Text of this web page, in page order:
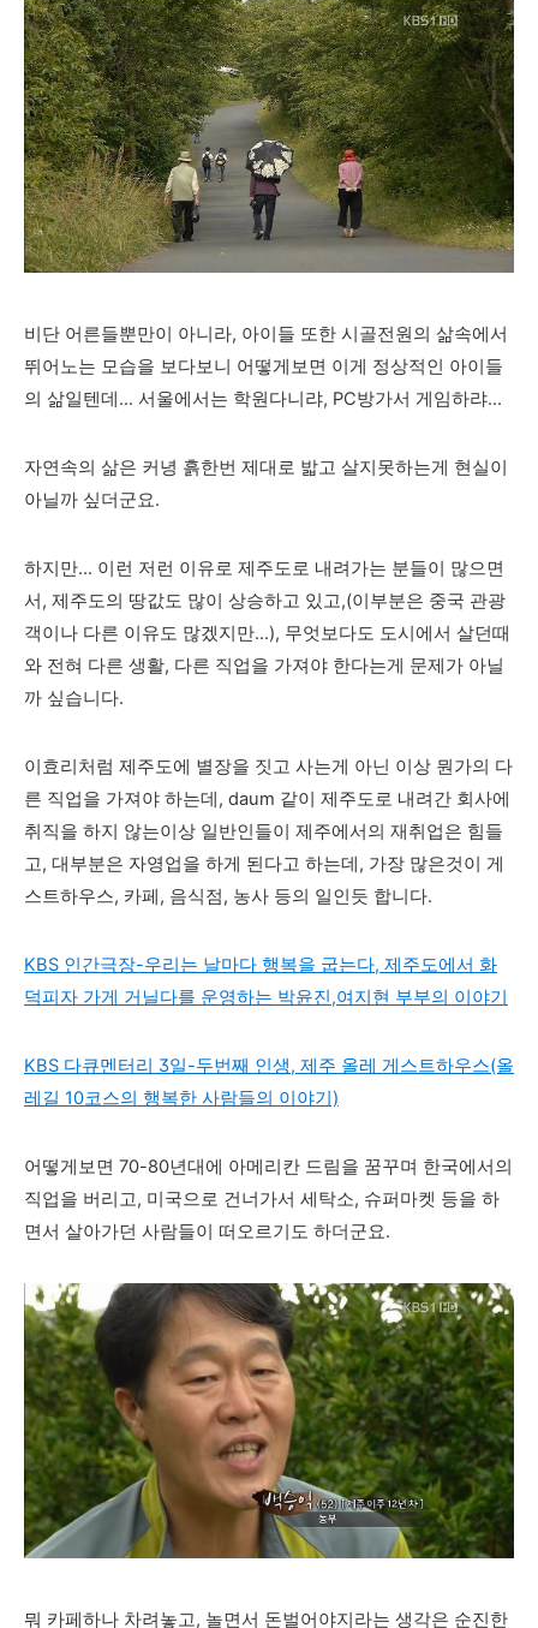
비단 어른들뿐만이 아니라, 아이들 또한 시골전원의 삶속에서
뛰어노는 모습을 보다보니 어떻게보면 이게 정상적인 아이들
의 삶일텐데... 서울에서는 학원다니랴, PC방가서 게임하랴...
자연속의 삶은 커녕 흙한번 제대로 밟고 살지못하는게 현실이
아닐까 싶더군요.
하지만... 이런 저런 이유로 제주도로 내려가는 분들이 많으면
서, 제주도의 땅값도 많이 상승하고 있고,(이부분은 중국 관광
객이나 다른 이유도 많겠지만...), 무엇보다도 도시에서 살던때
와 전혀 다른 생활, 다른 직업을 가져야 한다는게 문제가 아닐
까 싶습니다.
이효리처럼 제주도에 별장을 짓고 사는게 아닌 이상 뭔가의 다
른 직업을 가져야 하는데, daum 같이 제주도로 내려간 회사에
취직을 하지 않는이상 일반인들이 제주에서의 재취업은 힘들
고, 대부분은 자영업을 하게 된다고 하는데, 가장 많은것이 게
스트하우스, 카페, 음식점, 농사 등의 일인듯 합니다.
KBS 인간극장-우리는 날마다 행복을 굽는다, 제주도에서 화
덕피자 가게 거닐다를 운영하는 박윤진,여지현 부부의 이야기
KBS 다큐멘터리 3일-두번째 인생, 제주 올레 게스트하우스(올
레길 10코스의 행복한 사람들의 이야기)
어떻게보면 70-80년대에 아메리칸 드림을 꿈꾸며 한국에서의
직업을 버리고, 미국으로 건너가서 세탁소, 슈퍼마켓 등을 하
면서 살아가던 사람들이 떠오르기도 하더군요.
뭐 카페하나 차려놓고, 놀면서 돈벌어야지라는 생각은 순진한